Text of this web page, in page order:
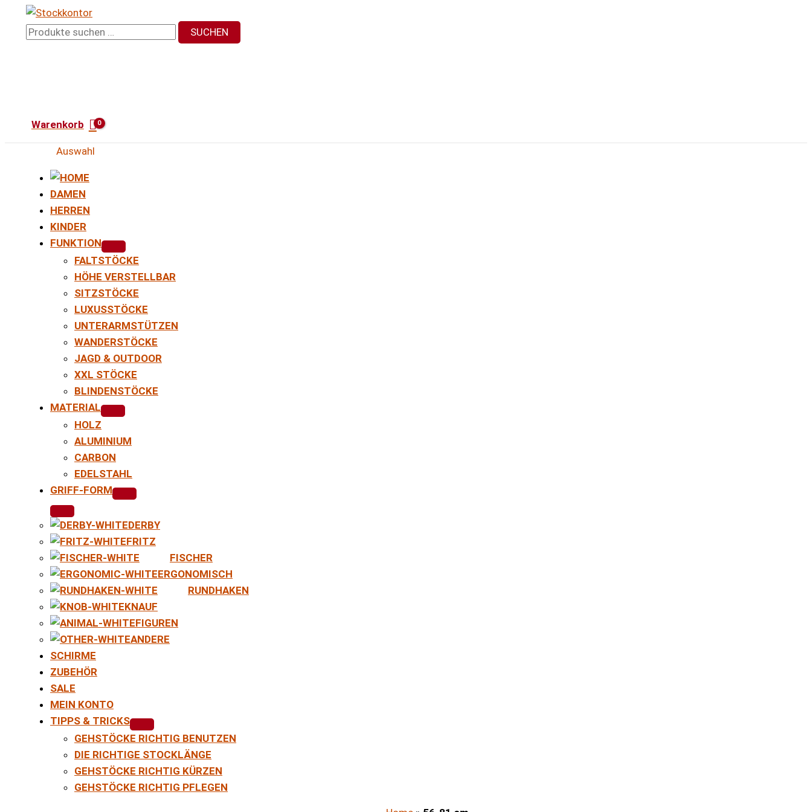
InhaltSuchen
SUCHEN
Warenkorb
Auswahl
DAMEN
HERREN
KINDER
FUNKTION
FALTSTÖCKE
HÖHE VERSTELLBAR
SITZSTÖCKE
LUXUSSTÖCKE
UNTERARMSTÜTZEN
WANDERSTÖCKE
JAGD & OUTDOOR
XXL STÖCKE
BLINDENSTÖCKE
MATERIAL
HOLZ
ALUMINIUM
CARBON
EDELSTAHL
GRIFF-FORM
DERBY
FRITZ
FISCHER
ERGONOMISCH
RUNDHAKEN
KNAUF
FIGUREN
ANDERE
SCHIRME
ZUBEHÖR
SALE
MEIN KONTO
TIPPS & TRICKS
GEHSTÖCKE RICHTIG BENUTZEN
DIE RICHTIGE STOCKLÄNGE
GEHSTÖCKE RICHTIG KÜRZEN
GEHSTÖCKE RICHTIG PFLEGEN